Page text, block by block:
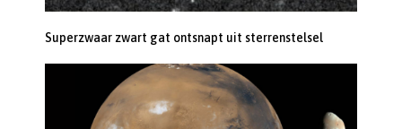
Superzwaar zwart gat ontsnapt uit sterrenstelsel